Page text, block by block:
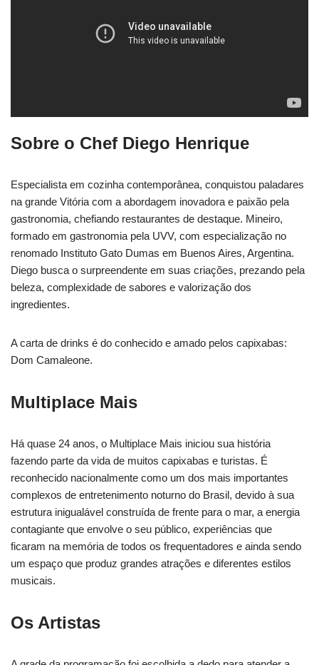
Sobre o Chef Diego Henrique
Especialista em cozinha contemporânea, conquistou paladares
na grande Vitória com a abordagem inovadora e paixão pela
gastronomia, chefiando restaurantes de destaque. Mineiro,
formado em gastronomia pela UVV, com especialização no
renomado Instituto Gato Dumas em Buenos Aires, Argentina.
Diego busca o surpreendente em suas criações, prezando pela
beleza, complexidade de sabores e valorização dos
ingredientes.
A carta de drinks é do conhecido e amado pelos capixabas:
Dom Camaleone.
Multiplace Mais
Há quase 24 anos, o Multiplace Mais iniciou sua história
fazendo parte da vida de muitos capixabas e turistas. É
reconhecido nacionalmente como um dos mais importantes
complexos de entretenimento noturno do Brasil, devido à sua
estrutura inigualável construída de frente para o mar, a energia
contagiante que envolve o seu público, experiências que
ficaram na memória de todos os frequentadores e ainda sendo
um espaço que produz grandes atrações e diferentes estilos
musicais.
Os Artistas